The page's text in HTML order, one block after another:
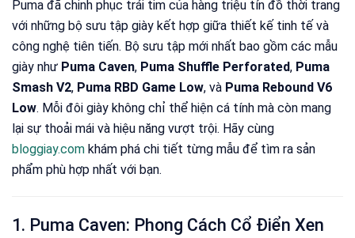
Puma đã chinh phục trái tim của hàng triệu tín đồ thời trang
với những bộ sưu tập giày kết hợp giữa thiết kế tinh tế và
công nghệ tiên tiến. Bộ sưu tập mới nhất bao gồm các mẫu
giày như Puma Caven, Puma Shuffle Perforated, Puma
Smash V2, Puma RBD Game Low, và Puma Rebound V6
Low. Mỗi đôi giày không chỉ thể hiện cá tính mà còn mang
lại sự thoải mái và hiệu năng vượt trội. Hãy cùng
bloggiay.com khám phá chi tiết từng mẫu để tìm ra sản
phẩm phù hợp nhất với bạn.
1. Puma Caven: Phong Cách Cổ Điển Xen